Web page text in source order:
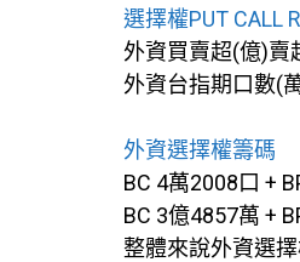
選擇權PUT CALL
外資買賣超(億)賣
外資台指期口數(
外資選擇權籌碼
BC 4萬2008口 +
BC 3億4857萬 +
整體來說外資選